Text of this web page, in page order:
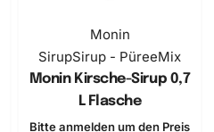
Monin
SirupSirup - PüreeMix
Monin Kirsche-Sirup 0,7
L Flasche
Bitte anmelden um den Preis